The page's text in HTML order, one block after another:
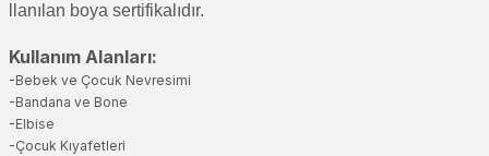
llanılan boya sertifikalıdır.
Kullanım Alanları:
-Bebek ve Çocuk Nevresimi
-Bandana ve Bone
-Elbise
-Çocuk Kıyafetleri